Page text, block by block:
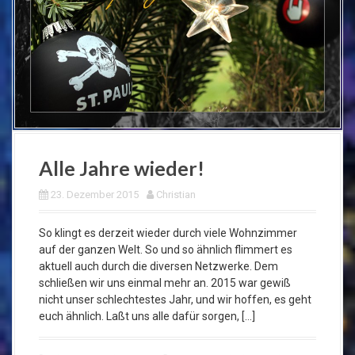
Alle Jahre wieder!
23. Dezember 2015 Christian
So klingt es derzeit wieder durch viele Wohnzimmer
auf der ganzen Welt. So und so ähnlich flimmert es
aktuell auch durch die diversen Netzwerke. Dem
schließen wir uns einmal mehr an. 2015 war gewiß
nicht unser schlechtestes Jahr, und wir hoffen, es geht
euch ähnlich. Laßt uns alle dafür sorgen, […]